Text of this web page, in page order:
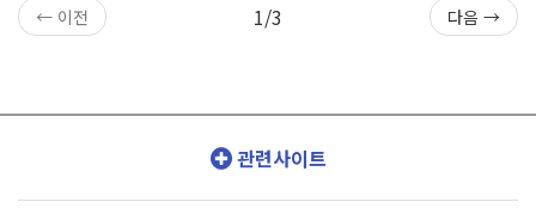
← 이전 1/3 다음 →
관련사이트